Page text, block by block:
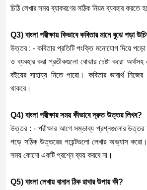
চিঠি লেখার সময় ব্যাকরণের সঠিক নিয়ম ব্যবহার করতে
Q3) বাংলা পরীক্ষায় কিভাবে কবিতার মানে বুঝে পড়া
উত্তর : - কবিতার প্রতিটি পংক্তি মনোযোগ দিয়ে
ও ব্যবহার করা প্রতীকগুলো বোঝার চেষ্টা করো
বইয়ের সাহায্য নিতে পারো। কবিতার ভাবার্থ
থাকবে।
Q4) বাংলা পরীক্ষার সময় কীভাবে দ্রুত উত্তর লিখব?
উত্তর : - পরীক্ষার আগে সম্ভাব্য প্রশ্নগুলোর উত্তর
পড়ে সঠিক উত্তরের পয়েন্টগুলো লেখার অভ্যাস
সময় কোনো একটি প্রশ্নে ব্যয় করবে না।
Q5) বাংলা লেখায় বানান ঠিক রাখার উপায় কী?